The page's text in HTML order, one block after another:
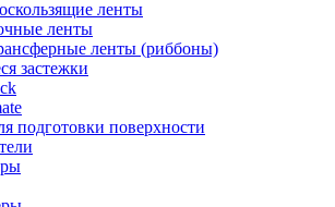
ленты
ленты
ленты (риббоны)
застежки
подготовки поверхности